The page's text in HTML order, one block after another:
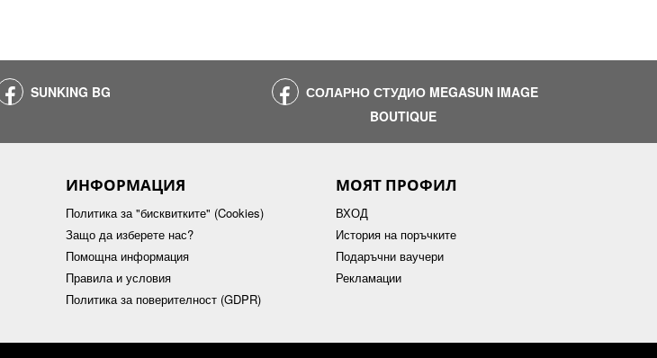
SUNKING BG
СОЛАРНО СТУДИО MEGASUN IMAGE
BOUTIQUE
ИНФОРМАЦИЯ
Политика за "бисквитките" (Cookies)
Защо да изберете нас?
Помощна информация
Правила и условия
Политика за поверителност (GDPR)
МОЯТ ПРОФИЛ
ВХОД
История на поръчките
Подаръчни ваучери
Рекламации